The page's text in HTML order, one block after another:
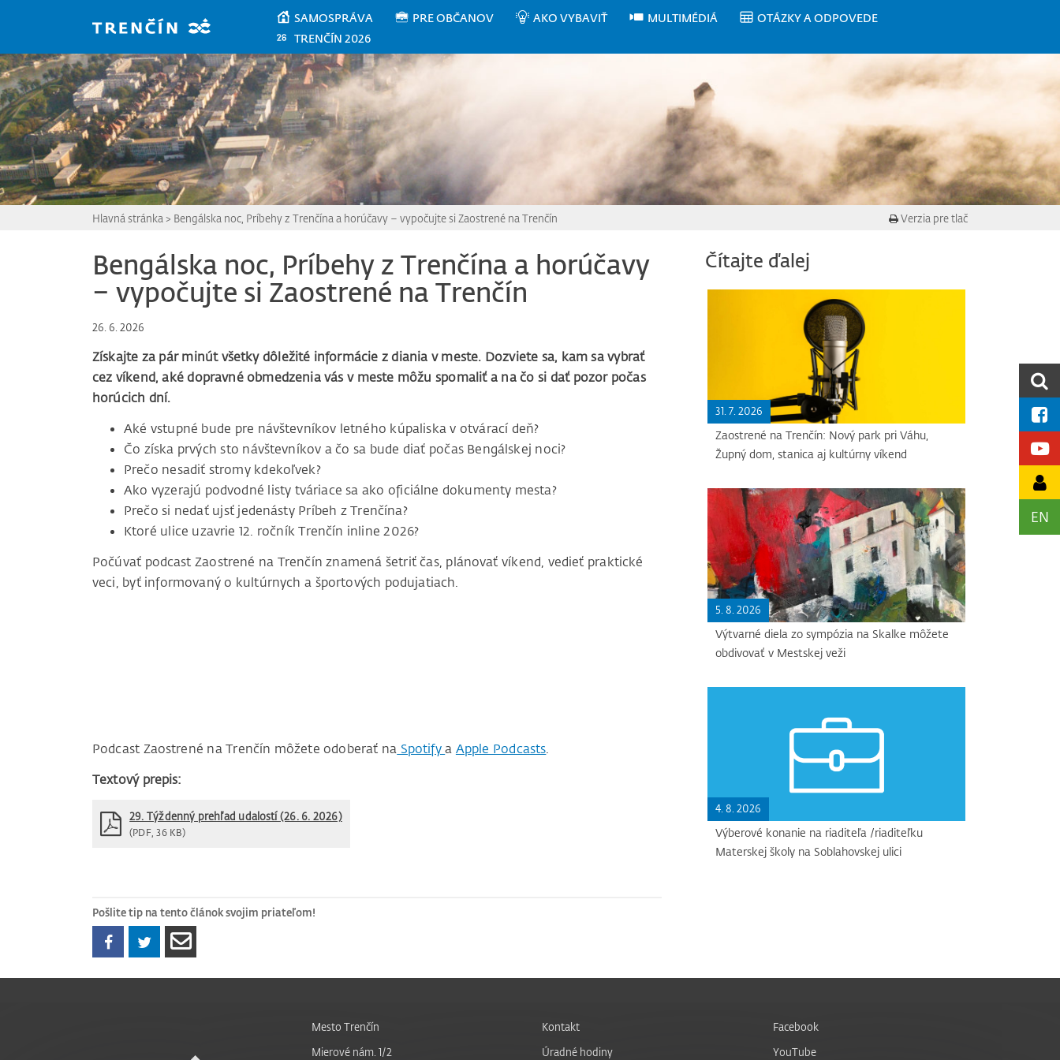
SAMOSPRÁVA PRE OBČANOV AKO VYBAVIŤ MULTIMÉDIÁ
OTÁZKY A ODPOVEDE
TRENČÍN 2026
EN
Hlavná stránka > Bengálska noc, Príbehy z Trenčína a horúčavy – vypočujte si Zaostrené na Trenčín Verzia pre tlač
Bengálska noc, Príbehy z Trenčína a horúčavy
– vypočujte si Zaostrené na Trenčín
26. 6. 2026
Získajte za pár minút všetky dôležité informácie z diania v meste. Dozviete sa, kam sa vybrať
cez víkend, aké dopravné obmedzenia vás v meste môžu spomaliť a na čo si dať pozor počas
horúcich dní.
Aké vstupné bude pre návštevníkov letného kúpaliska v otvárací deň?
Čo získa prvých sto návštevníkov a čo sa bude diať počas Bengálskej noci?
Prečo nesadiť stromy kdekoľvek?
Ako vyzerajú podvodné listy tváriace sa ako oficiálne dokumenty mesta?
Prečo si nedať ujsť jedenásty Príbeh z Trenčína?
Ktoré ulice uzavrie 12. ročník Trenčín inline 2026?
Počúvať podcast Zaostrené na Trenčín znamená šetriť čas, plánovať víkend, vedieť praktické
veci, byť informovaný o kultúrnych a športových podujatiach.
Podcast Zaostrené na Trenčín môžete odoberať na Spotifya Apple Podcasts.
Textový prepis:
29. Týždenný prehľad udalostí (26. 6. 2026)
(PDF, 36 KB)
Pošlite tip na tento článok svojim priateľom!
Čítajte ďalej
31. 7. 2026
Zaostrené na Trenčín: Nový park pri Váhu,
Župný dom, stanica aj kultúrny víkend
5. 8. 2026
Výtvarné diela zo sympózia na Skalke môžete
obdivovať v Mestskej veži
4. 8. 2026
Výberové konanie na riaditeľa /riaditeľku
Materskej školy na Soblahovskej ulici
Mesto Trenčín
Mierové nám. 1/2
Kontakt
Úradné hodiny
Facebook
YouTube